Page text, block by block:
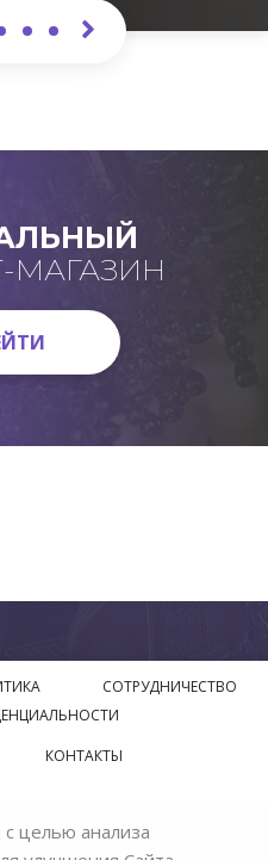
МАГАЗИН
СОТРУДНИЧЕСТВО
КОНТАКТЫ
завода производителя
с целью анализа